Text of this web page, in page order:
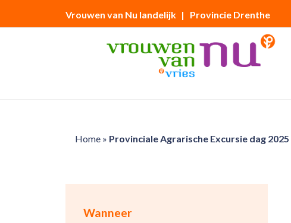
Vrouwen van Nu landelijk | Provincie Drenthe
Home» Provinciale Agrarische Excursie dag 2025
Wanneer